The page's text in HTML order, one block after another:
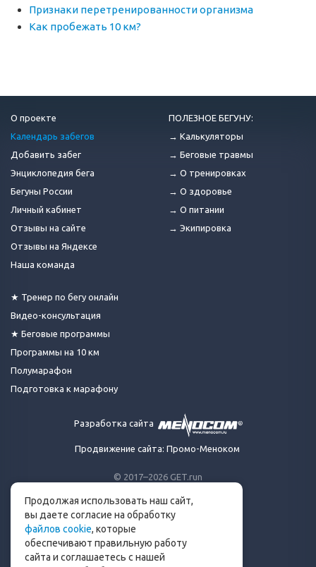
Признаки перетренированности организма
Как пробежать 10 км?
© 2017–2026 GET.run
Сделано с ❤ бегунами
для бегунов
Телеграм-канал Get.run
Беговой чат в Телеграм
О проекте
Календарь забегов
Добавить забег
Энциклопедия бега
Бегуны России
Личный кабинет
Отзывы на сайте
Отзывы на Яндексе
Наша команда
★ Тренер по бегу онлайн
Видео-консультация
★ Беговые программы
Программы на 10 км
Полумарафон
Подготовка к марафону
ПОЛЕЗНОЕ БЕГУНУ:
→ Калькуляторы
→ Беговые травмы
→ О тренировках
→ О здоровье
→ О питании
→ Экипировка
Разработка сайта
Продвижение сайта: Промо-Меноком
Продолжая использовать наш сайт,
вы даете согласие на обработку
файлов cookie, которые
обеспечивают правильную работу
сайта и соглашаетесь с нашей